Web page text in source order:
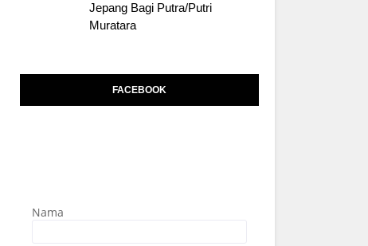
Jepang Bagi Putra/Putri
Muratara
FACEBOOK
Nama